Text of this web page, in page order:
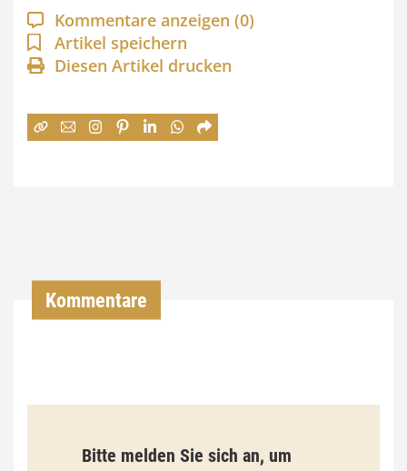
a
n
n
:
9
Kommentare anzeigen (0)
Artikel speichern
Diesen Artikel drucken
Kommentare
Bitte melden Sie sich an, um